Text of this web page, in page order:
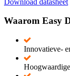
Waarom Easy
Innovatieve-